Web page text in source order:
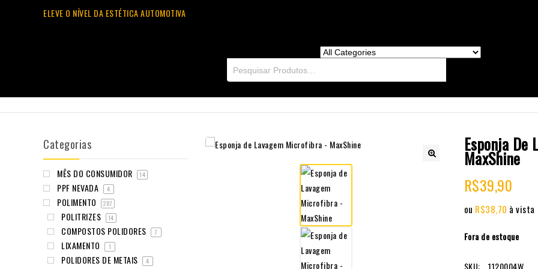
ELEVE O NÍVEL DA ESTÉTICA AUTOMOTIVA
Esponja
MaxShine
R$39,90
ou R$38,70 à vista
Fora de estoque
SKU: 1120004W
Categorias
MÊS DO CONSUMIDOR 14
PPF NEVADA 4
POLIMENTO 287
POLITRIZES 14
COMPOSTOS POLIDORES 7
LIXAMENTO 1
POLIDORES DE METAIS 4